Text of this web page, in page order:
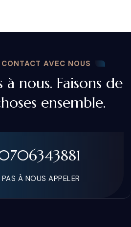
CONTACT AVEC NOUS
à nous. Faisons de
ensemble.
À NOUS APPELER